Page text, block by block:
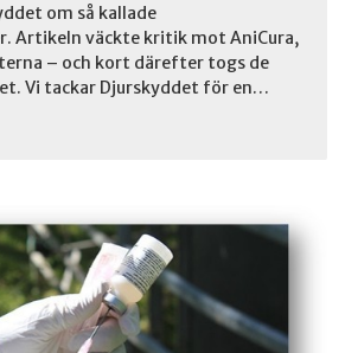
om så kallade
Artikeln väckte kritik mot AniCura,
– och kort därefter togs de
Vi tackar Djurskyddet för en…